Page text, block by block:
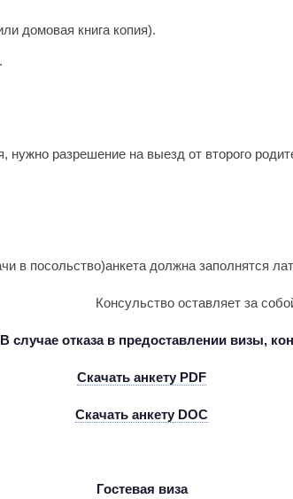
домовая книга копия).
разрешение на выезд от второго
в посольство)анкета должна заполнятся
Консульство оставляет за
В случае отказа в предоставлении визы,
Скачать анкету PDF
Скачать анкету DOC
Гостевая виза